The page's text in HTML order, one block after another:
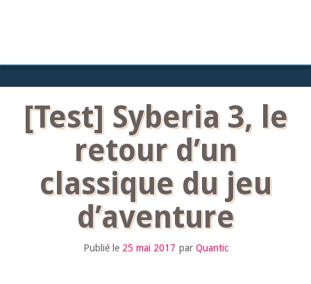
[Test] Syberia 3, le
retour d’un
classique du jeu
d’aventure
Publié le 25 mai 2017 par Quantic